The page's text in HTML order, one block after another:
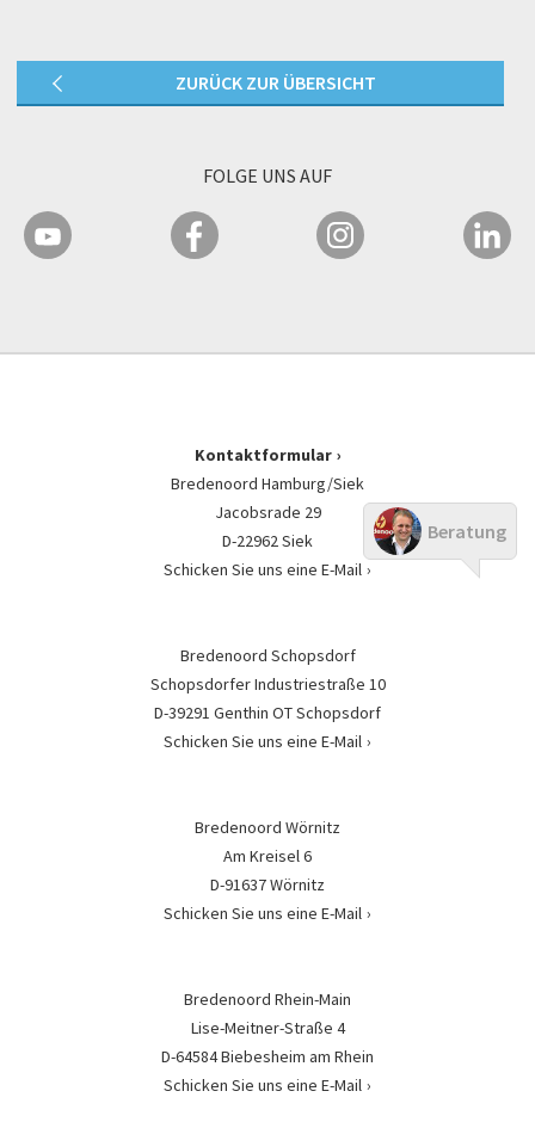
Beratung
ZURÜCK ZUR ÜBERSICHT
FOLGE UNS AUF
Kontaktformular
Bredenoord Hamburg/Siek
Jacobsrade 29
D-22962 Siek
Schicken Sie uns eine E-Mail
Bredenoord Schopsdorf
Schopsdorfer Industriestraße 10
D-39291 Genthin OT Schopsdorf
Schicken Sie uns eine E-Mail
Bredenoord Wörnitz
Am Kreisel 6
D-91637 Wörnitz
Schicken Sie uns eine E-Mail
Bredenoord Rhein-Main
Lise-Meitner-Straße 4
D-64584 Biebesheim am Rhein
Schicken Sie uns eine E-Mail